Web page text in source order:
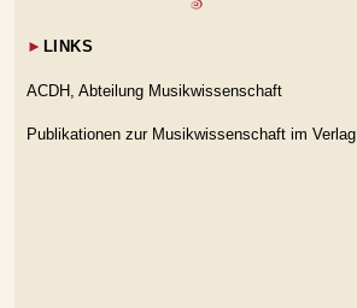
► LINKS
ACDH, Abteilung Musikwissenschaft
Publikationen zur Musikwissenschaft im Verlag